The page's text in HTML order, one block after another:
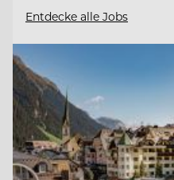
Entdecke alle Jobs